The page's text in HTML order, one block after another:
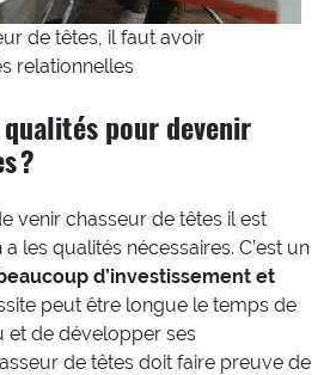
de têtes, il faut avoir
relationnelles
pour devenir
?
venir chasseur de têtes il est
les qualités nécessaires. C’est un
d’investissement et
peut être longue le temps de
et de développer ses
de têtes doit faire preuve de